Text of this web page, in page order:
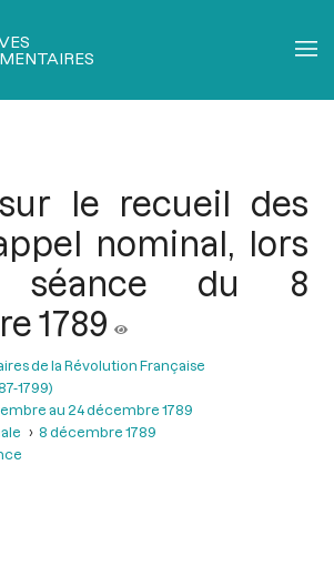
le recueil des
nominal, lors
du 8
1789
de la Révolution Française
1799)
au 24 décembre 1789
8 décembre 1789